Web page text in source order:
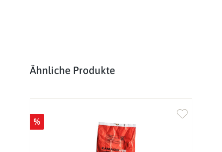
Produktgalerie überspringen
Ähnliche Produkte
%